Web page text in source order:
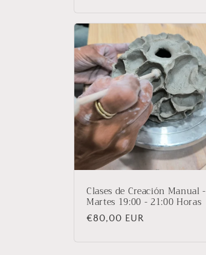
Clases de Creación Manual -
Martes 19:00 - 21:00 Horas
Precio
€80,00 EUR